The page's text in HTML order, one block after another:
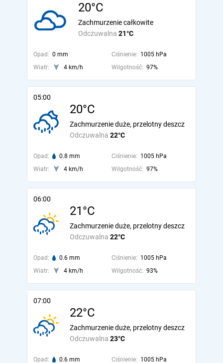
20°C
Odczuwalna 21°C
Zachmurzenie całkowite
Opad: 0 mm Ciśnienie: 1005 hPa
Wiatr:
4 km/h Wilgotność: 97%
05:00
20°C
Odczuwalna 22°C
Zachmurzenie duże, przelotny deszcz
Opad: 0.8 mm Ciśnienie: 1005 hPa
Wiatr:
4 km/h Wilgotność: 97%
06:00
21°C
Odczuwalna 22°C
Zachmurzenie duże, przelotny deszcz
Opad: 0.6 mm Ciśnienie: 1005 hPa
Wiatr:
4 km/h Wilgotność: 93%
07:00
22°C
Odczuwalna 23°C
Zachmurzenie duże, przelotny deszcz
Opad: 0.6 mm Ciśnienie: 1005 hPa